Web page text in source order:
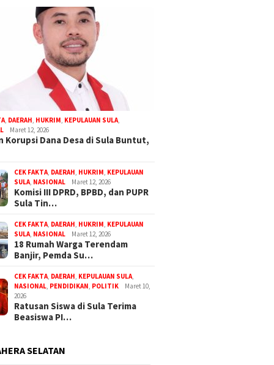
, DAERAH, HUKRIM, KEPULAUAN SULA,
Maret 12, 2026
Korupsi Dana Desa di Sula Buntut,
CEK FAKTA, DAERAH, HUKRIM, KEPULAUAN
SULA, NASIONAL Maret 12, 2026
Komisi III DPRD, BPBD, dan PUPR
Sula Tin…
CEK FAKTA, DAERAH, HUKRIM, KEPULAUAN
SULA, NASIONAL Maret 12, 2026
18 Rumah Warga Terendam
Banjir, Pemda Su…
CEK FAKTA, DAERAH, KEPULAUAN SULA,
NASIONAL, PENDIDIKAN, POLITIK
Maret 10,
2026
Ratusan Siswa di Sula Terima
Beasiswa PI…
SELATAN